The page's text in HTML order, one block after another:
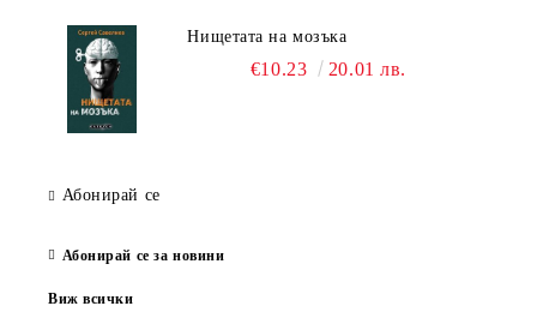
Нищетата на мозъка
€10.23 20.01 лв.
Абонирай се
Абонирай се за новини
Виж всички